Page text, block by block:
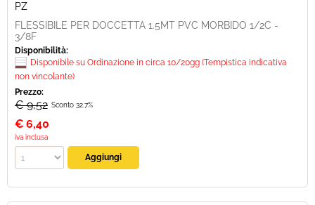
PZ
FLESSIBILE PER DOCCETTA 1.5MT PVC MORBIDO 1/2C -
3/8F
Disponibilità:
Disponibile su Ordinazione in circa 10/20gg (Tempistica indicativa
non vincolante)
Prezzo:
€ 9,52 Sconto 32.7%
€ 6,40
iva inclusa